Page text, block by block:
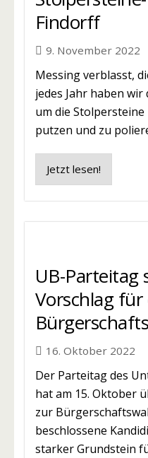
Findorff
9. November 2022
Messing verblasst,
jedes Jahr haben
um die
putzen und zu
Jetzt lesen!
UB-
Vorschlag für
16. Oktober 2022
Der Parteitag des
hat am 15. Oktober
zur
beschlossene
starker Grundstein